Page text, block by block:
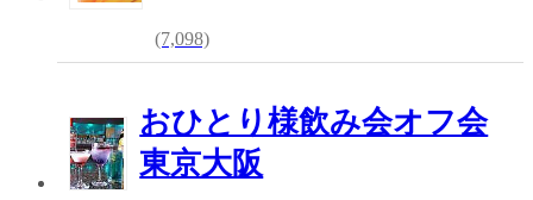
(7,098)
おひとり様飲み会オフ会
東京大阪